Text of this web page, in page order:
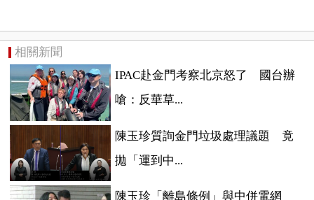
相關新聞
IPAC赴金門考察北京怒了 國台辦
嗆：反華草...
陳玉珍質詢金門垃圾處理議題 竟
拋「運到中...
陳玉珍「離島條例」與中併電網